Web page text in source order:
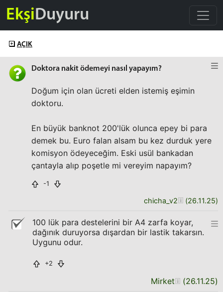
EkşiDuyuru
AÇIK
Doktora nakit ödemeyi nasıl yapayım?
Doğum için olan ücreti elden istemiş eşimin
doktoru.
En büyük banknot 200'lük olunca epey bi para
demek bu. Euro falan alsam bu kez durduk yere
komisyon ödeyeceğim. Eski usül bankadan
çantayla alıp poşetle mi vereyim napayım?
-1
chicha_v2 (26.11.25)
100 lük para destelerini bir A4 zarfa koyar,
dağınık duruyorsa dışardan bir lastik takarsın.
Uygunu odur.
+2
Mirket (26.11.25)